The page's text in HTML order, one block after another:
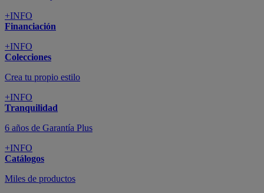
+INFO
Financiación
+INFO
Colecciones
Crea tu propio estilo
+INFO
Tranquilidad
6 años de Garantía Plus
+INFO
Catálogos
Miles de productos